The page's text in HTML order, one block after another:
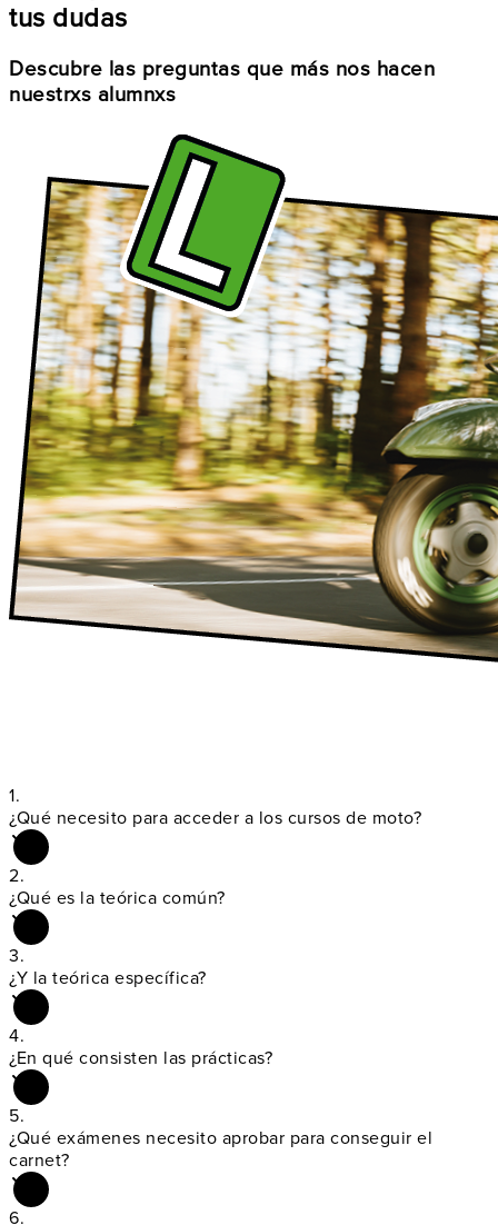
tus dudas
Descubre las preguntas que más nos hacen
nuestrxs alumnxs
1.
¿Qué necesito para acceder a los cursos de moto?
2.
¿Qué es la teórica común?
3.
¿Y la teórica específica?
4.
¿En qué consisten las prácticas?
5.
¿Qué exámenes necesito aprobar para conseguir el
carnet?
6.